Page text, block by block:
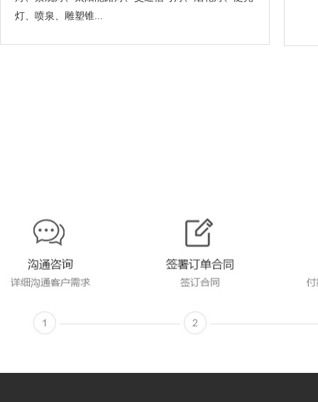
灯、喷泉、雕塑锥...